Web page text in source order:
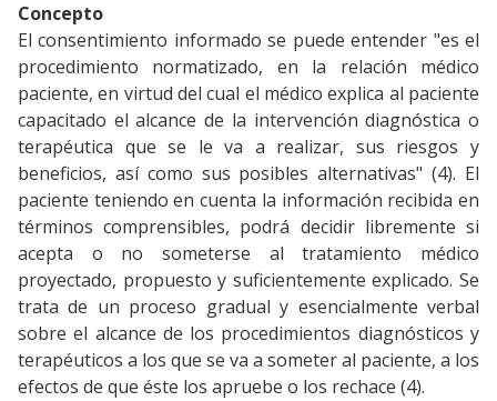
Concepto
El consentimiento informado se puede entender "es el
procedimiento normatizado, en la relación médico
paciente, en virtud del cual el médico explica al paciente
capacitado el alcance de la intervención diagnóstica o
terapéutica que se le va a realizar, sus riesgos y
beneficios, así como sus posibles alternativas" (4). El
paciente teniendo en cuenta la información recibida en
términos comprensibles, podrá decidir libremente si
acepta o no someterse al tratamiento médico
proyectado, propuesto y suficientemente explicado. Se
trata de un proceso gradual y esencialmente verbal
sobre el alcance de los procedimientos diagnósticos y
terapéuticos a los que se va a someter al paciente, a los
efectos de que éste los apruebe o los rechace (4).